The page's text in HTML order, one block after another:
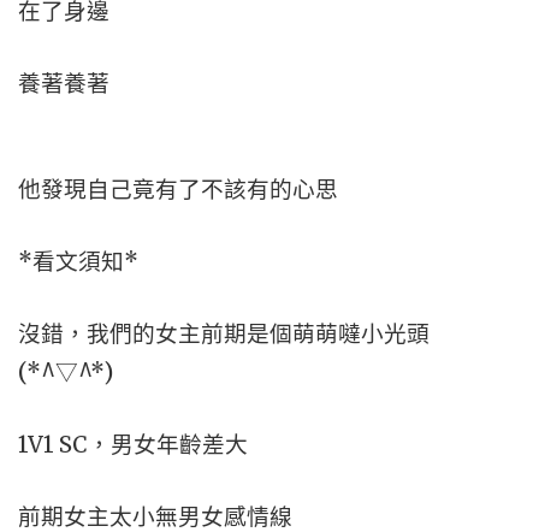
在了身邊
養著養著
他發現自己竟有了不該有的心思
*看文須知*
沒錯，我們的女主前期是個萌萌噠小光頭
(*^▽^*)
1V1 SC，男女年齡差大
前期女主太小無男女感情線